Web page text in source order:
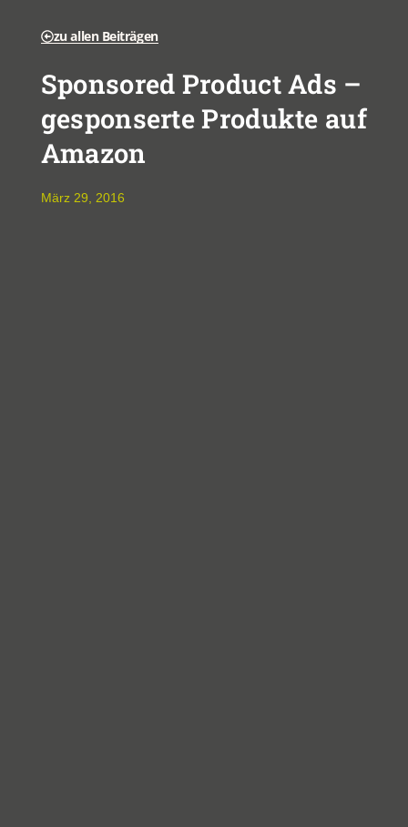
zu allen Beiträgen
Sponsored Product Ads –
gesponserte Produkte auf
Amazon
März 29, 2016